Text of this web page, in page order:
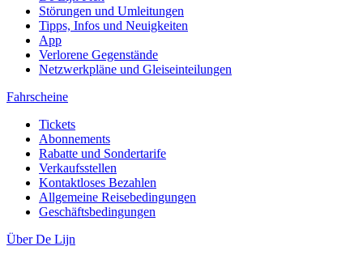
Störungen und Umleitungen
Tipps, Infos und Neuigkeiten
App
Verlorene Gegenstände
Netzwerkpläne und Gleiseinteilungen
Fahrscheine
Tickets
Abonnements
Rabatte und Sondertarife
Verkaufsstellen
Kontaktloses Bezahlen
Allgemeine Reisebedingungen
Geschäftsbedingungen
Über De Lijn